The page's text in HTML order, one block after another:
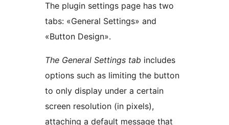
The plugin settings page has two
tabs: «General Settings» and
«Button Design».
The General Settings tab includes
options such as limiting the button
to only display under a certain
screen resolution (in pixels),
attaching a default message that